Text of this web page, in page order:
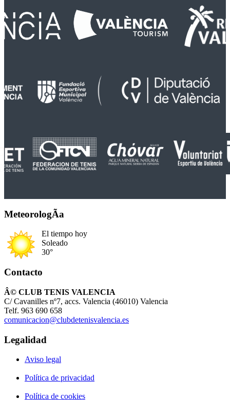
MeteorologÃ­a
El tiempo hoy
Soleado
30°
Contacto
Â© CLUB TENIS VALENCIA
C/ Cavanilles nº7, accs. Valencia (46010) Valencia
Telf. 963 690 658
comunicacion@clubdetenisvalencia.es
Legalidad
Aviso legal
Política de privacidad
Política de cookies